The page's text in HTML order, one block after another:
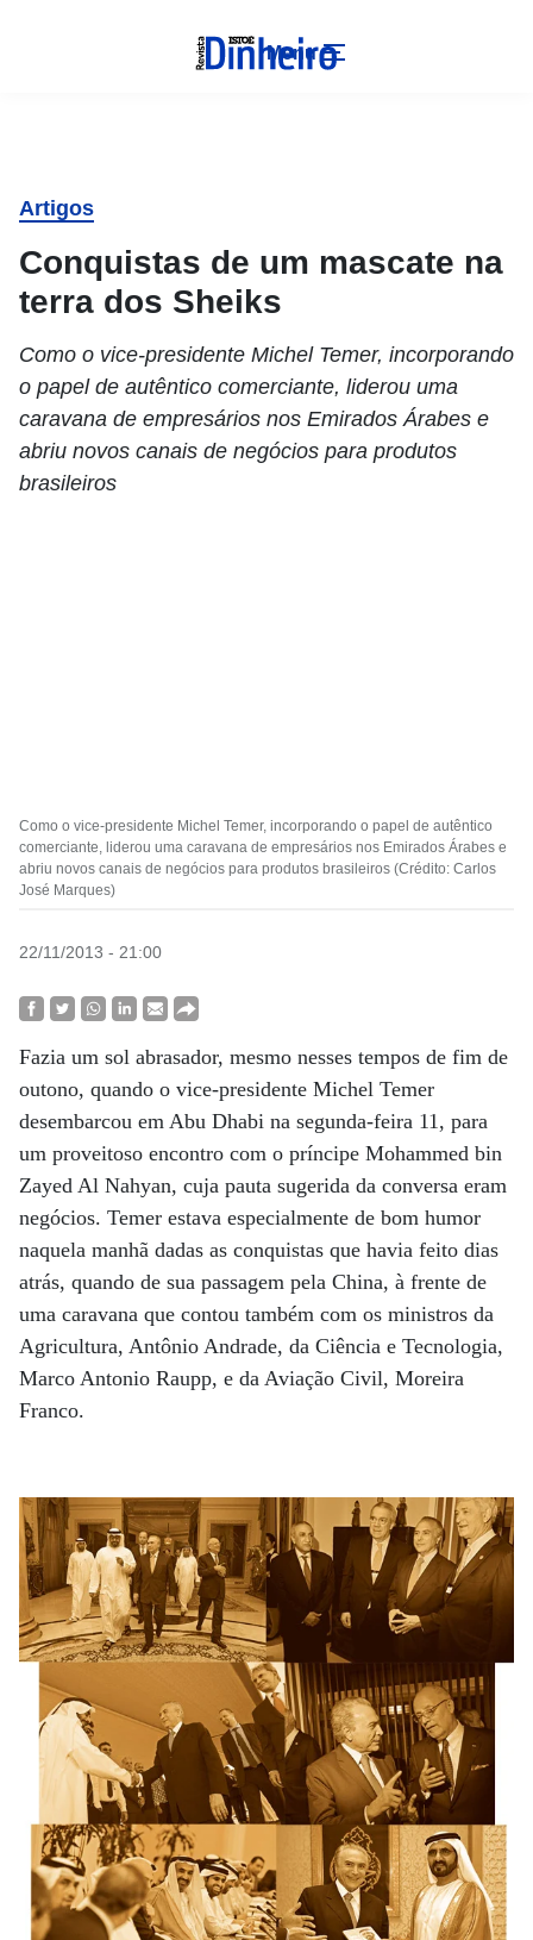
Menu
Artigos
Conquistas de um mascate na
terra dos Sheiks
Como o vice-presidente Michel Temer, incorporando
o papel de autêntico comerciante, liderou uma
caravana de empresários nos Emirados Árabes e
abriu novos canais de negócios para produtos
brasileiros
Como o vice-presidente Michel Temer, incorporando o papel de autêntico
comerciante, liderou uma caravana de empresários nos Emirados Árabes e
abriu novos canais de negócios para produtos brasileiros (Crédito: Carlos
José Marques)
22/11/2013 - 21:00
Fazia um sol abrasador, mesmo nesses tempos de fim de
outono, quando o vice-presidente Michel Temer
desembarcou em Abu Dhabi na segunda-feira 11, para
um proveitoso encontro com o príncipe Mohammed bin
Zayed Al Nahyan, cuja pauta sugerida da conversa eram
negócios. Temer estava especialmente de bom humor
naquela manhã dadas as conquistas que havia feito dias
atrás, quando de sua passagem pela China, à frente de
uma caravana que contou também com os ministros da
Agricultura, Antônio Andrade, da Ciência e Tecnologia,
Marco Antonio Raupp, e da Aviação Civil, Moreira
Franco.